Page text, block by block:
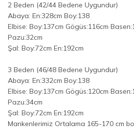
2 Beden (42/44 Bedene Uygundur)
Abaya: En:328cm Boy:138
Elbise: Boy:137cm Gögüs:116cm
Pazu:32cm
Şal: Boy:72cm En:192cm
3 Beden (46/48 Bedene Uygundur)
Abaya: En:332cm Boy:138
Elbise: Boy:137cm Gögüs:120cm
Pazu:34cm
Şal: Boy:72cm En:192cm
Mankenlerimiz Ortalama 165-170 cm